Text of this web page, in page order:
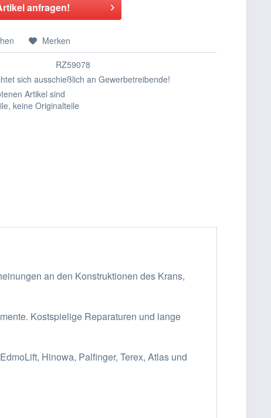
anfragen!
Merken
RZ59078
sich ausschießlich an Gewerbetreibende!
Artikel sind
keine Originalteile
an den Konstruktionen des Krans,
Kostspielige Reparaturen und lange
Hinowa, Palfinger, Terex, Atlas und